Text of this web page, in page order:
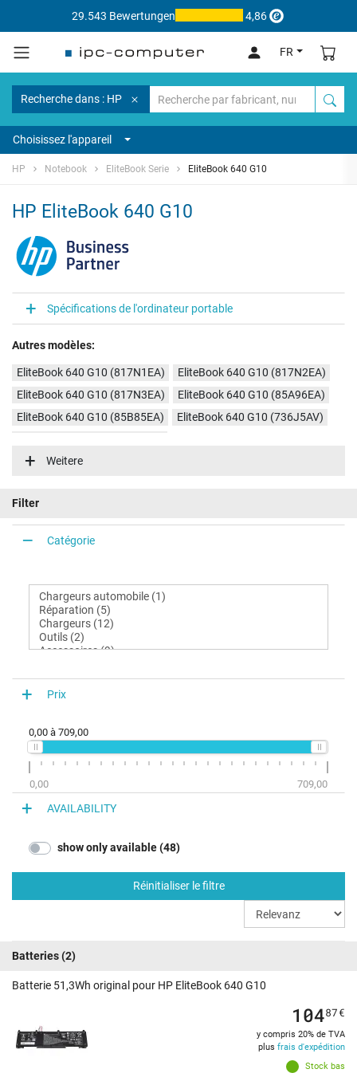
29.543 Bewertungen 4,86
FR
Recherche dans : HP
Choisissez l'appareil
HP Notebook EliteBook Serie EliteBook 640 G10
HP EliteBook 640 G10
Spécifications de l'ordinateur portable
Autres modèles:
EliteBook 640 G10 (817N1EA)
EliteBook 640 G10 (817N2EA)
EliteBook 640 G10 (817N3EA)
EliteBook 640 G10 (85A96EA)
EliteBook 640 G10 (85B85EA)
EliteBook 640 G10 (736J5AV)
Weitere
Filter
Catégorie
Prix
0,00 à 709,00
0,00 709,00
AVAILABILITY
show only available (48)
Réinitialiser le filtre
Batteries(2)
Batterie 51,3Wh original pour HP EliteBook 640 G10
Stock bas
10487€
y compris 20% de TVA
plus frais d'expédition